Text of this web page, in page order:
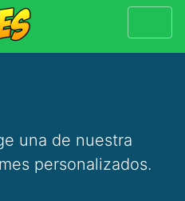
una de nuestra
personalizados.